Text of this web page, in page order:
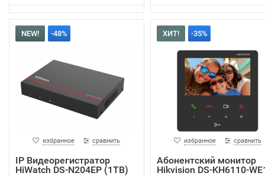
NEW! -48%
избранное сравнить
IP Видеорегистратор
HiWatch DS-N204EP (1TB)
ХИТ! -35%
избранное сравнить
Абонентский монитор
Hikvision DS-KH6110-